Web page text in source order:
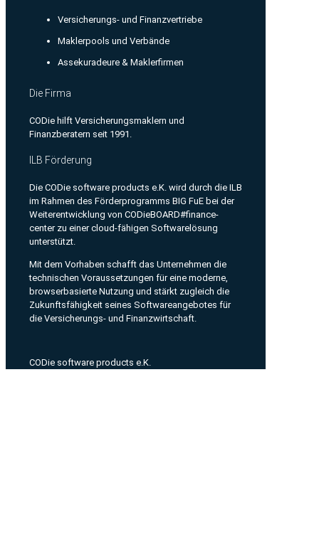
Versicherungs- und Finanzvertriebe
Maklerpools und Verbände
Assekuradeure & Maklerfirmen
Die Firma
CODie hilft Versicherungsmaklern und
Finanzberatern seit 1991.
ILB Förderung
Die CODie software products e.K. wird durch die ILB
im Rahmen des Förderprogramms BIG FuE bei der
Weiterentwicklung von CODieBOARD#finance-
center zu einer cloud-fähigen Softwarelösung
unterstützt.
Mit dem Vorhaben schafft das Unternehmen die
technischen Voraussetzungen für eine moderne,
browserbasierte Nutzung und stärkt zugleich die
Zukunftsfähigkeit seines Softwareangebotes für
die Versicherungs- und Finanzwirtschaft.
CODie software products e.K.